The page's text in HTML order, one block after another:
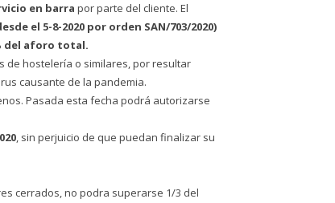
en barra por parte del cliente. El
el 5-8-2020 por orden SAN/703/2020)
del aforo total.
de hostelería o similares, por resultar
causante de la pandemia.
Pasada esta fecha podrá autorizarse
, sin perjuicio de que puedan finalizar su
cerrados, no podra superarse 1/3 del